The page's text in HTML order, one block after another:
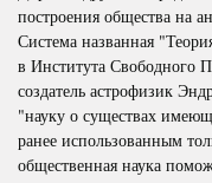
построения общества на
Система названная
в Института Свободного
создатель астрофизик
"науку о существах
ранее использованным
общественная наука